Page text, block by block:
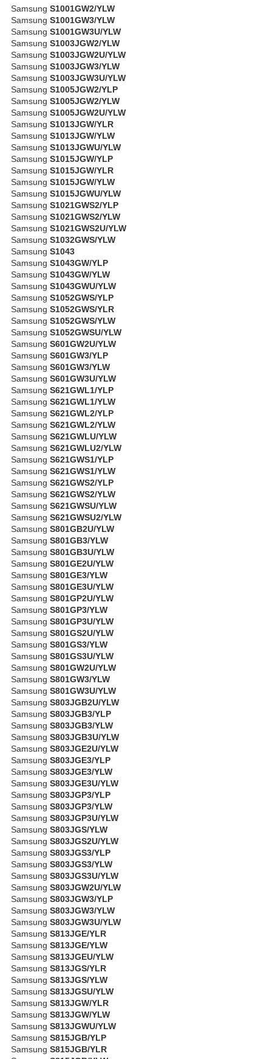
Samsung S1001GW2/YLW
Samsung S1001GW3/YLW
Samsung S1001GW3U/YLW
Samsung S1003JGW2/YLW
Samsung S1003JGW2U/YLW
Samsung S1003JGW3/YLW
Samsung S1003JGW3U/YLW
Samsung S1005JGW2/YLP
Samsung S1005JGW2/YLW
Samsung S1005JGW2U/YLW
Samsung S1013JGW/YLR
Samsung S1013JGW/YLW
Samsung S1013JGWU/YLW
Samsung S1015JGW/YLP
Samsung S1015JGW/YLR
Samsung S1015JGW/YLW
Samsung S1015JGWU/YLW
Samsung S1021GWS2/YLP
Samsung S1021GWS2/YLW
Samsung S1021GWS2U/YLW
Samsung S1032GWS/YLW
Samsung S1043
Samsung S1043GW/YLP
Samsung S1043GW/YLW
Samsung S1043GWU/YLW
Samsung S1052GWS/YLP
Samsung S1052GWS/YLR
Samsung S1052GWS/YLW
Samsung S1052GWSU/YLW
Samsung S601GW2U/YLW
Samsung S601GW3/YLP
Samsung S601GW3/YLW
Samsung S601GW3U/YLW
Samsung S621GWL1/YLP
Samsung S621GWL1/YLW
Samsung S621GWL2/YLP
Samsung S621GWL2/YLW
Samsung S621GWLU/YLW
Samsung S621GWLU2/YLW
Samsung S621GWS1/YLP
Samsung S621GWS1/YLW
Samsung S621GWS2/YLP
Samsung S621GWS2/YLW
Samsung S621GWSU/YLW
Samsung S621GWSU2/YLW
Samsung S801GB2U/YLW
Samsung S801GB3/YLW
Samsung S801GB3U/YLW
Samsung S801GE2U/YLW
Samsung S801GE3/YLW
Samsung S801GE3U/YLW
Samsung S801GP2U/YLW
Samsung S801GP3/YLW
Samsung S801GP3U/YLW
Samsung S801GS2U/YLW
Samsung S801GS3/YLW
Samsung S801GS3U/YLW
Samsung S801GW2U/YLW
Samsung S801GW3/YLW
Samsung S801GW3U/YLW
Samsung S803JGB2U/YLW
Samsung S803JGB3/YLP
Samsung S803JGB3/YLW
Samsung S803JGB3U/YLW
Samsung S803JGE2U/YLW
Samsung S803JGE3/YLP
Samsung S803JGE3/YLW
Samsung S803JGE3U/YLW
Samsung S803JGP3/YLP
Samsung S803JGP3/YLW
Samsung S803JGP3U/YLW
Samsung S803JGS/YLW
Samsung S803JGS2U/YLW
Samsung S803JGS3/YLP
Samsung S803JGS3/YLW
Samsung S803JGS3U/YLW
Samsung S803JGW2U/YLW
Samsung S803JGW3/YLP
Samsung S803JGW3/YLW
Samsung S803JGW3U/YLW
Samsung S813JGE/YLR
Samsung S813JGE/YLW
Samsung S813JGEU/YLW
Samsung S813JGS/YLR
Samsung S813JGS/YLW
Samsung S813JGSU/YLW
Samsung S813JGW/YLR
Samsung S813JGW/YLW
Samsung S813JGWU/YLW
Samsung S815JGB/YLP
Samsung S815JGB/YLR